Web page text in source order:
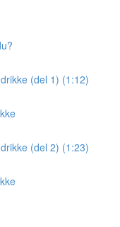
(del 1) (1:12)
(del 2) (1:23)